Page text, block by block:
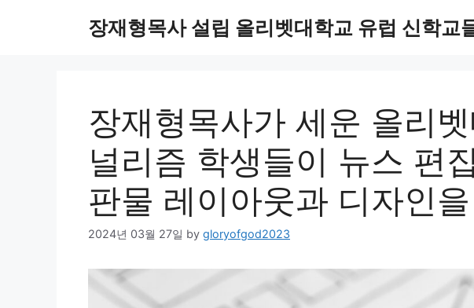
장재형목사 설립 올리벳대학교 유럽 신학교
장재형목사가 세운 올리
널리즘 학생들이 뉴스 편
판물 레이아웃과 디자인
2024년 03월 27일 by gloryofgod2023